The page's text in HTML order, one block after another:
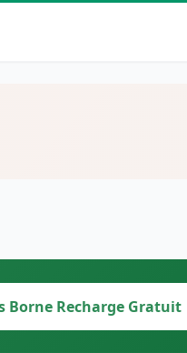
Borne Recharge Gratuit